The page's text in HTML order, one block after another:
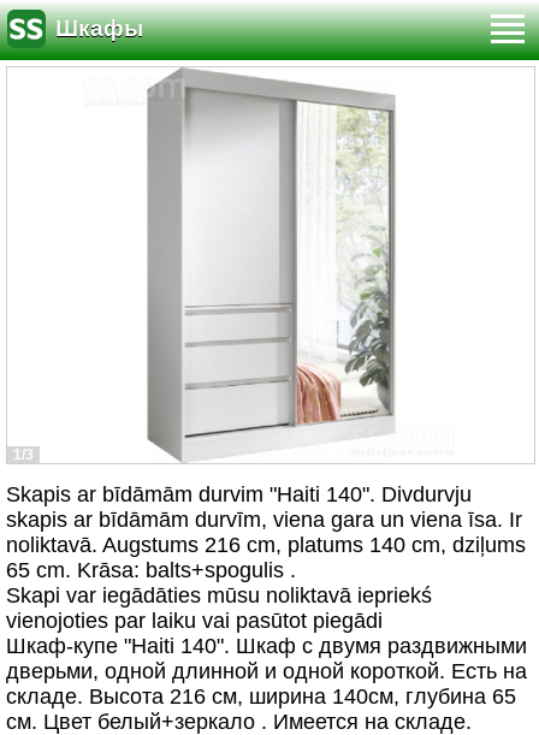
Шкафы
1/3
Skapis ar bīdāmām durvim "Haiti 140". Divdurvju
skapis ar bīdāmām durvīm, viena gara un viena īsa. Ir
noliktavā. Augstums 216 cm, platums 140 cm, dziļums
65 cm. Krāsa: balts+spogulis .
Skapi var iegādāties mūsu noliktavā iepriekś
vienojoties par laiku vai pasūtot piegādi
Шкаф-купе "Haiti 140". Шкаф с двумя раздвижными
дверьми, одной длинной и одной короткой. Есть на
складе. Высота 216 см, ширина 140см, глубина 65
см. Цвет белый+зеркало . Имеется на складе.